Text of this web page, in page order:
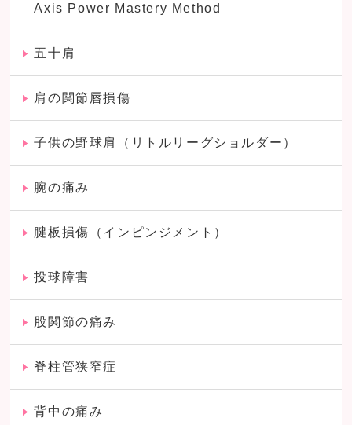
Axis Power Mastery Method
五十肩
肩の関節唇損傷
子供の野球肩（リトルリーグショルダー）
腕の痛み
腱板損傷（インピンジメント）
投球障害
股関節の痛み
脊柱管狭窄症
背中の痛み